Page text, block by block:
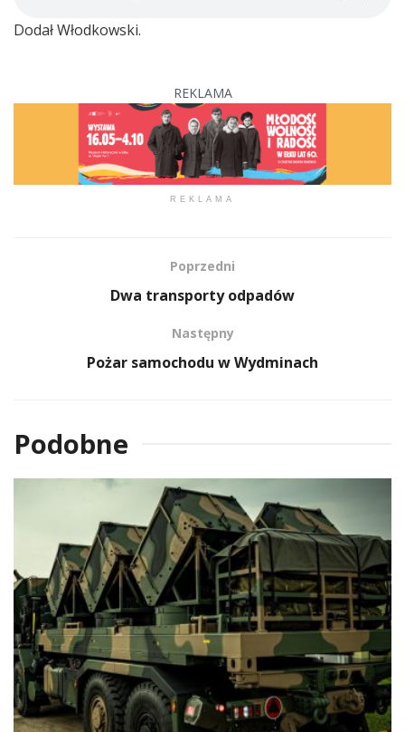
Dodał Włodkowski.
REKLAMA
REKLAMA
Poprzedni
Dwa transporty odpadów
Następny
Pożar samochodu w Wydminach
Podobne